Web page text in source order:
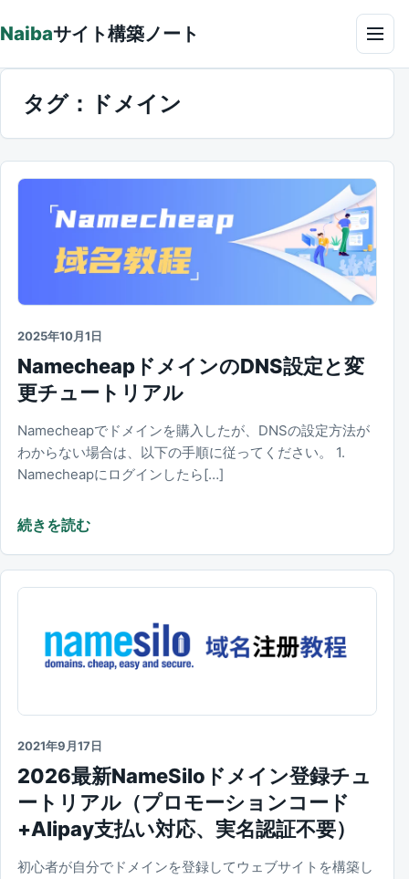
Naibaサイト構築ノート メニ
タグ： ドメイン
2025年10月1日
NamecheapドメインのDNS設定と変
更チュートリアル
Namecheapでドメインを購入したが、DNSの設定方法が
わからない場合は、以下の手順に従ってください。 1.
Namecheapにログインしたら[…]
続きを読む
2021年9月17日
2026最新NameSiloドメイン登録チュ
ートリアル（プロモーションコード
+Alipay支払い対応、実名認証不要）
初心者が自分でドメインを登録してウェブサイトを構築し